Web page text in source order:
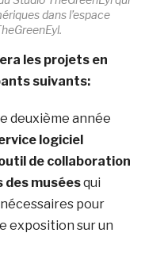
dans l’espace
les projets en
suivants:
deuxième année
logiciel
de collaboration
des muséesqui
pour
exposition sur un